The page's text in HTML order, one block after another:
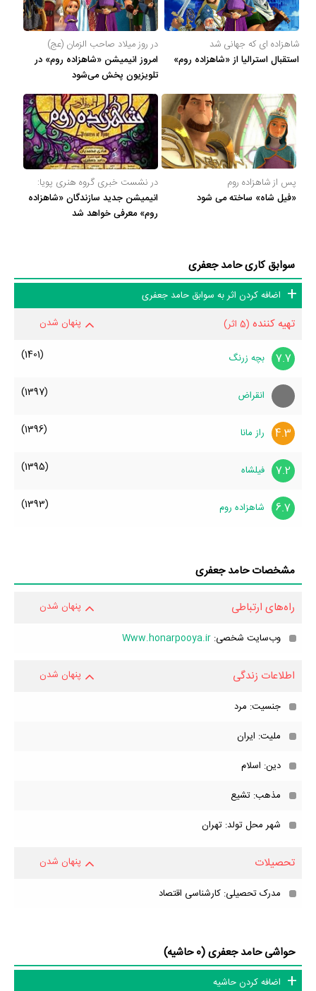
شاهزاده ای که جهانی شد
استقبال استرالیا از «شاهزاده روم»
در روز میلاد صاحب الزمان (عج)
امروز انیمیشن «شاهزاده روم» در
تلویزیون پخش می‌شود
پس از شاهزاده روم
«فیل شاه» ساخته می شود
در نشست خبری گروه هنری پویا:
انیمیشن جدید سازندگان «شاهزاده
روم» معرفی خواهد شد
سوابق کاری حامد جعفری
اضافه کردن اثر به سوابق حامد جعفری
تهیه کننده (5 اثر) پنهان شدن
7.7 بچه زرنگ (1401)
انقراض (1397)
4.3 راز مانا (1396)
7.2 فیلشاه (1395)
6.7 شاهزاده روم (1393)
مشخصات حامد جعفری
راه‌های ارتباطی پنهان شدن
وب‌سایت شخصی: Www.honarpooya.ir
اطلاعات زندگی پنهان شدن
جنسیت: مرد
ملیت: ایران
دین: اسلام
مذهب: تشیع
شهر محل تولد: تهران
تحصیلات پنهان شدن
مدرک تحصیلی: کارشناسی اقتصاد
حواشی حامد جعفری (0 حاشیه)
اضافه کردن حاشیه